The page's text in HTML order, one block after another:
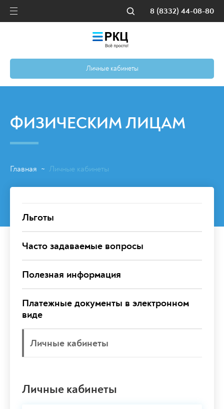
8 (8332) 44-08-80
Личные кабинеты
ФИЗИЧЕСКИМ ЛИЦАМ
Главная ~ Личные кабинеты
Льготы
Часто задаваемые вопросы
Полезная информация
Платежные документы в электронном
виде
Личные кабинеты
Личные кабинеты